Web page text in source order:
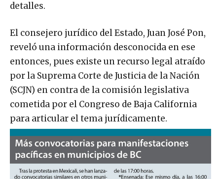
detalles.
El consejero jurídico del Estado, Juan José Pon,
reveló una información desconocida en ese
entonces, pues existe un recurso legal atraído
por la Suprema Corte de Justicia de la Nación
(SCJN) en contra de la comisión legislativa
cometida por el Congreso de Baja California
para articular el tema jurídicamente.